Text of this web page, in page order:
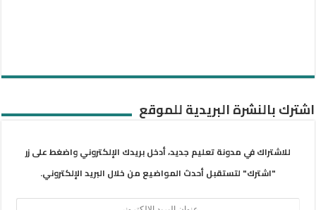
اشترك بالنشرة البريدية للموقع
للاشتراك في مدونة تعليم جديد، أدخل بريدك الإلكتروني واضغط على زر
"اشترك" لتستقبل أحدث المواضيع من خلال البريد الإلكتروني.